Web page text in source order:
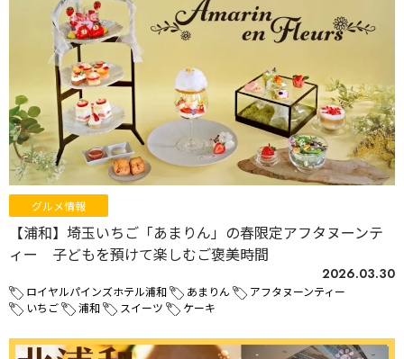
グルメ情報
【浦和】埼玉いちご「あまりん」の春限定アフタヌーンテ
ィー 子どもを預けて楽しむご褒美時間
2026.03.30
ロイヤルパインズホテル浦和 あまりん
アフタヌーンティー
いちご
浦和 スイーツ ケーキ